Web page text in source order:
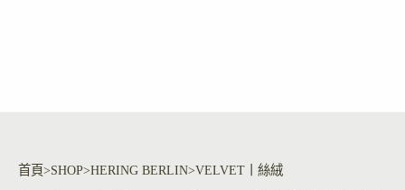
首頁 SHOP HERING BERLIN VELVET丨絲絨